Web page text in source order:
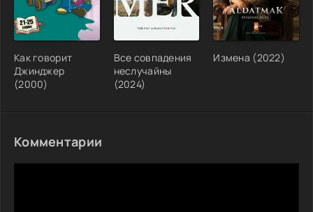
Как говорит
Джинджер
(2000)
Все совпадения
неслучайны
(2024)
Измена (2022)
Комментарии